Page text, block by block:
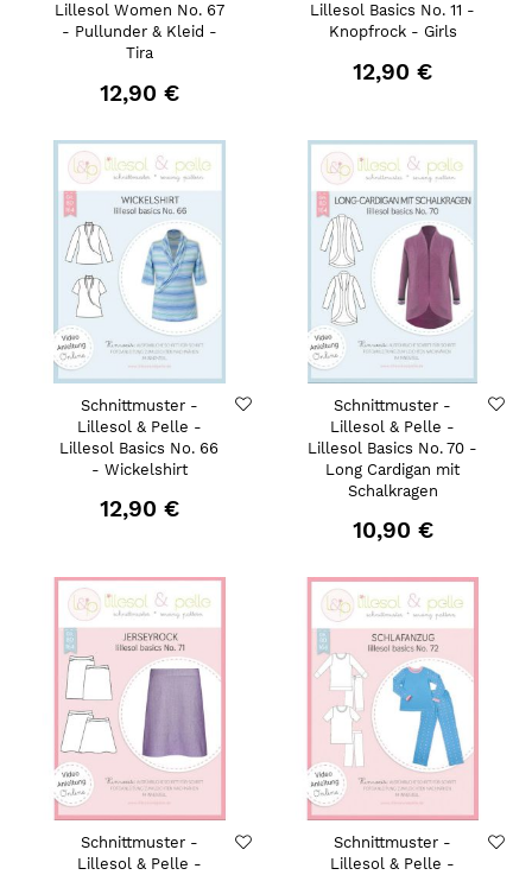
Lillesol Women No. 67
- Pullunder & Kleid -
Tira
12,90 €
Lillesol Basics No. 11 -
Knopfrock - Girls
12,90 €
Schnittmuster -
Lillesol & Pelle -
Lillesol Basics No. 66
- Wickelshirt
12,90 €
Schnittmuster -
Lillesol & Pelle -
Lillesol Basics No. 70 -
Long Cardigan mit
Schalkragen
10,90 €
Schnittmuster -
Lillesol & Pelle -
Schnittmuster -
Lillesol & Pelle -